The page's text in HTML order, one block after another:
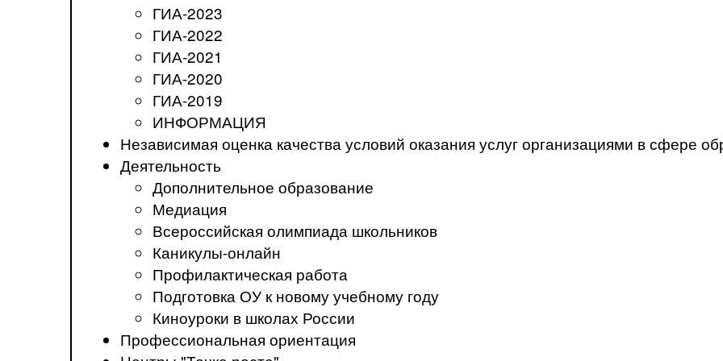
ГИА-2023
ГИА-2022
ГИА-2021
ГИА-2020
ГИА-2019
ИНФОРМАЦИЯ
Независимая оценка качества условий оказания услуг организациями в сфере
Деятельность
Дополнительное образование
Медиация
Всероссийская олимпиада школьников
Каникулы-онлайн
Профилактическая работа
Подготовка ОУ к новому учебному году
Киноуроки в школах России
Профессиональная ориентация